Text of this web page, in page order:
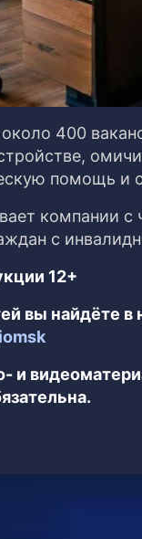
400
помощь и
компании
с
12+
вы найдёте в
и